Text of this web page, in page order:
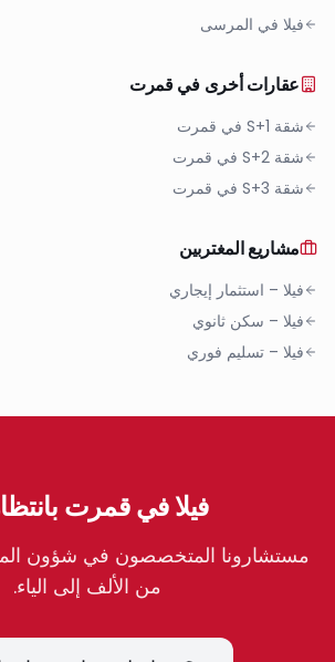
فيلا في المرسى
عقارات أخرى في قمرت
شقة S+1 في قمرت
شقة S+2
في قمرت
شقة S+3
في قمرت
مشاريع المغتربين
فيلا – استثمار إيجاري
فيلا – سكن ثانوي
فيلا – تسليم فوري
فيلا في قمرت
مستشارونا المتخصصون في شؤون
من الألف إلى الياء.